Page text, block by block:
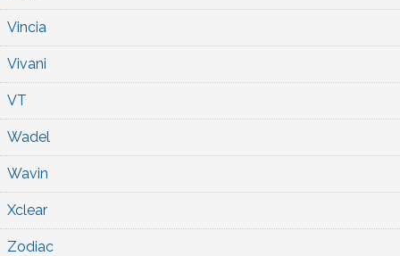
Vincia
Vivani
VT
Wadel
Wavin
Xclear
Zodiac